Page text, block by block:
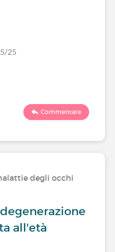
25
Commentare
degli occhi
all'età